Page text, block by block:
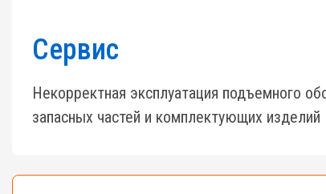
Сервис
Некорректная эксплуатация подъемного
запасных частей и комплектующих